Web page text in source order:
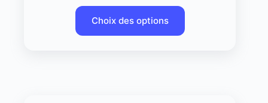
Choix des options